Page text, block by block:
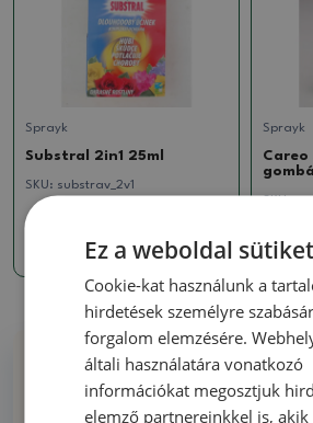
Sprayk
Substral 2in1 25ml
SKU: substrav_2v1
Sprayk
Careo
SKU:
1428 Ft
Miért vásároljon tőlünk
Ez a weboldal
Cookie-kat használunk a
hirdetések személyre
forgalom elemzésére.
általi használatára vonatkozó
információkat megosztjuk
elemző partnereinkkel is,